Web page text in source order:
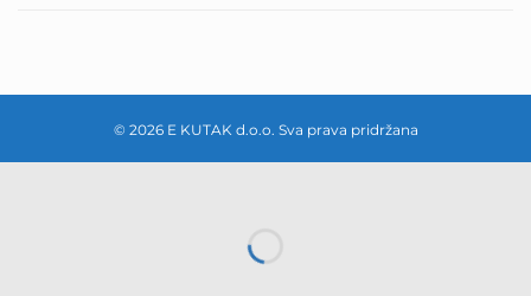
© 2026 E KUTAK d.o.o. Sva prava pridržana